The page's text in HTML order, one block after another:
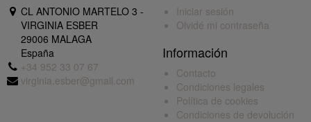
CL ANTONIO MARTELO 3 -
VIRGINIA ESBER
29006 MALAGA
España
+34 952 33 07 67
virginia.esber@gmail.com
Iniciar sesión
Olvidé mi contraseña
Información
Contacto
Condiciones legales
Política de cookies
Condiciones de devolución